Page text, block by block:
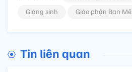
Giáng sinh
Giáo phận Ban
Tin liên quan